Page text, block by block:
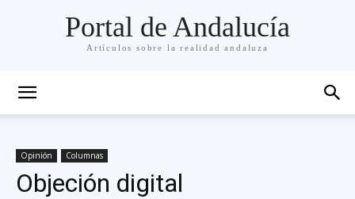
Portal de Andalucía
Artículos sobre la realidad andaluza
Opinión Columnas
Objeción digital